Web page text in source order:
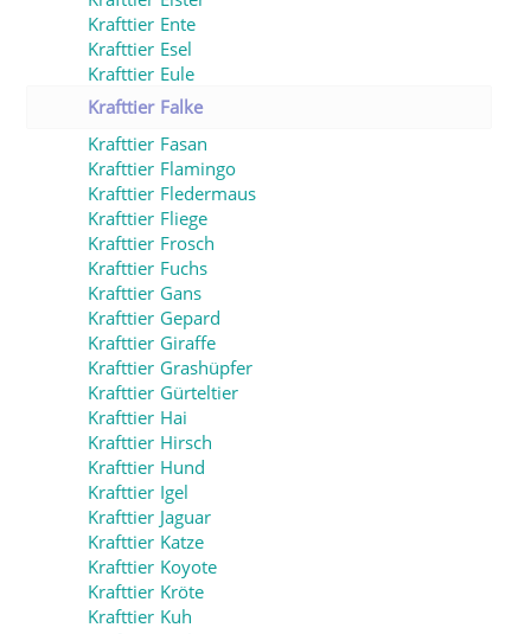
Krafttier Ente
Krafttier Esel
Krafttier Eule
Krafttier Falke
Krafttier Fasan
Krafttier Flamingo
Krafttier Fledermaus
Krafttier Fliege
Krafttier Frosch
Krafttier Fuchs
Krafttier Gans
Krafttier Gepard
Krafttier Giraffe
Krafttier Grashüpfer
Krafttier Gürteltier
Krafttier Hai
Krafttier Hirsch
Krafttier Hund
Krafttier Igel
Krafttier Jaguar
Krafttier Katze
Krafttier Koyote
Krafttier Kröte
Krafttier Kuh